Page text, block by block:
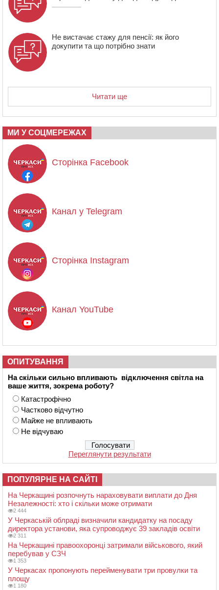
Не вистачає стажу для пенсії: як його
докупити та що потрібно знати
Читати ще
МИ У СОЦМЕРЕЖАХ
Сторінка Facebook
Канал у Telegram
Сторінка Instagram
Канал YouTube
ОПИТУВАННЯ
На скільки сильно впливають відключення світла на
ваше життя, зокрема роботу?
Катастрофічно
Частково відчутно
Майже не впливають
Не відчуваю
Переглянути результати
ПОПУЛЯРНЕ НА САЙТІ
На Черкащині розпочнуть нараховувати виплати до Дня
Незалежності: хто і скільки може отримати
2 444
У Черкаській облраді визначили кандидатку на посаду
директора установи, яка супроводжує 39 закладів освіти
2 311
На Черкащині правоохоронці затримали військового, який
перебував у СЗЧ
1 353
У Черкасах пропонують перейменувати три провулки та
площу
1 180